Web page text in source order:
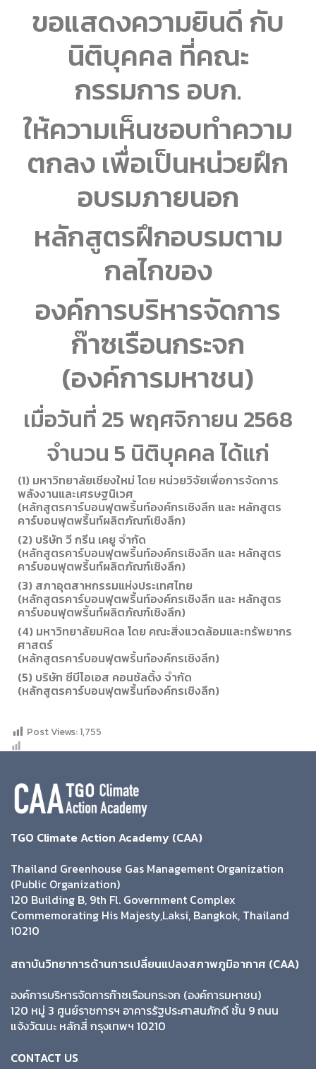
ขอแสดงความยินดี กับ
นิติบุคคล ที่คณะ
กรรมการ อบก.
ให้ความเห็นชอบทำความ
ตกลง เพื่อเป็นหน่วยฝึก
อบรมภายนอก
หลักสูตรฝึกอบรมตาม
กลไกของ
องค์การบริหารจัดการ
ก๊าซเรือนกระจก
(องค์การมหาชน)
เมื่อวันที่ 25 พฤศจิกายน 2568
จำนวน 5 นิติบุคคล ได้แก่
(1) มหาวิทยาลัยเชียงใหม่ โดย หน่วยวิจัยเพื่อการจัดการ
พลังงานและเศรษฐนิเวศ
(หลักสูตรคาร์บอนฟุตพริ้นท์องค์กรเชิงลึก และ หลักสูตร
คาร์บอนฟุตพริ้นท์ผลิตภัณฑ์เชิงลึก)
(2) บริษัท วี กรีน เคยู จำกัด
(หลักสูตรคาร์บอนฟุตพริ้นท์องค์กรเชิงลึก และ หลักสูตร
คาร์บอนฟุตพริ้นท์ผลิตภัณฑ์เชิงลึก)
(3) สภาอุตสาหกรรมแห่งประเทศไทย
(หลักสูตรคาร์บอนฟุตพริ้นท์องค์กรเชิงลึก และ หลักสูตร
คาร์บอนฟุตพริ้นท์ผลิตภัณฑ์เชิงลึก)
(4) มหาวิทยาลัยมหิดล โดย คณะสิ่งแวดล้อมและทรัพยากร
ศาสตร์
(หลักสูตรคาร์บอนฟุตพริ้นท์องค์กรเชิงลึก)
(5) บริษัท ซีบีไอเอส คอนซัลติ้ง จำกัด
(หลักสูตรคาร์บอนฟุตพริ้นท์องค์กรเชิงลึก)
Post Views:1,755
TGO Climate Action Academy (CAA)
Thailand Greenhouse Gas Management Organization
(Public Organization)
120 Building B, 9th Fl. Government Complex
Commemorating His Majesty,Laksi, Bangkok, Thailand
10210
สถาบันวิทยาการด้านการเปลี่ยนแปลงสภาพภูมิอากาศ (CAA)
องค์การบริหารจัดการก๊าซเรือนกระจก (องค์การมหาชน)
120 หมู่ 3 ศูนย์ราชการฯ อาคารรัฐประศาสนภักดี ชั้น 9 ถนน
แจ้งวัฒนะ หลักสี่ กรุงเทพฯ 10210
CONTACT US